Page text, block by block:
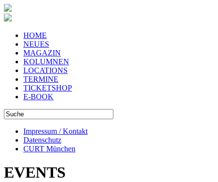
HOME
NEUES
MAGAZIN
KOLUMNEN
LOCATIONS
TERMINE
TICKETSHOP
E-BOOK
Impressum / Kontakt
Datenschutz
CURT München
EVENTS